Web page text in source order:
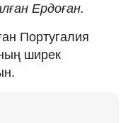
Ердоған.
Португалия
ширек